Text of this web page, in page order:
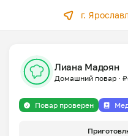
г.
Лиана Мадоян
Домашний повар · ₽
Повар проверен